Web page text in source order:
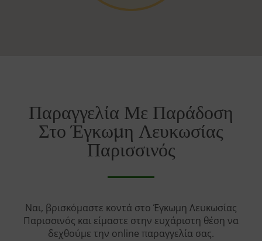
Παραγγελία Με Παράδοση
Στο Έγκωμη Λευκωσίας
Παρισσινός
Ναι, βρισκόμαστε κοντά στο Έγκωμη Λευκωσίας
Παρισσινός και είμαστε στην ευχάριστη θέση να
δεχθούμε την online παραγγελία σας.